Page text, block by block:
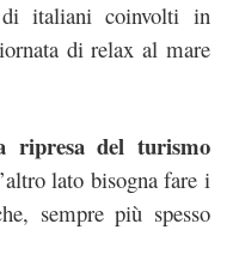
italiani coinvolti in
di relax al mare
ripresa del turismo
lato bisogna fare i
sempre più spesso